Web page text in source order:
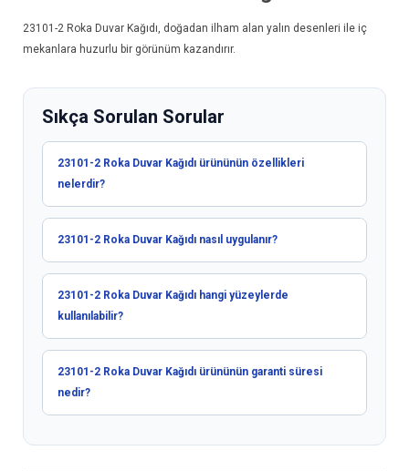
23101-2 Roka Duvar Kağıdı , doğadan ilham alan yalın desenleri ile iç
mekanlara huzurlu bir görünüm kazandırır.
Sıkça Sorulan Sorular
23101-2 Roka Duvar Kağıdı ürününün özellikleri
nelerdir?
23101-2 Roka Duvar Kağıdı nasıl uygulanır?
23101-2 Roka Duvar Kağıdı hangi yüzeylerde
kullanılabilir?
23101-2 Roka Duvar Kağıdı ürününün garanti süresi
nedir?